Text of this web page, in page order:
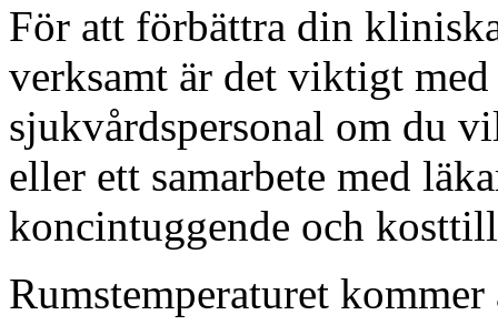
För att förbättra din
verksamt är det viktigt
sjukvårdspersonal om du
eller ett samarbete med
koncintuggende och
Rumstemperaturet